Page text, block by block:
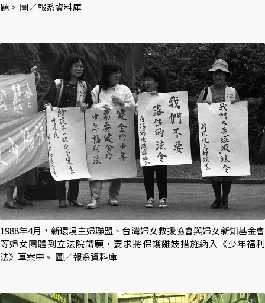
題。 圖／報系資料庫
1988年4月，新環境主婦聯盟、台灣婦女救援協會與婦女新知基金會
等婦女團體到立法院請願，要求將保護雛妓措施納入《少年福利
法》草案中。 圖／報系資料庫